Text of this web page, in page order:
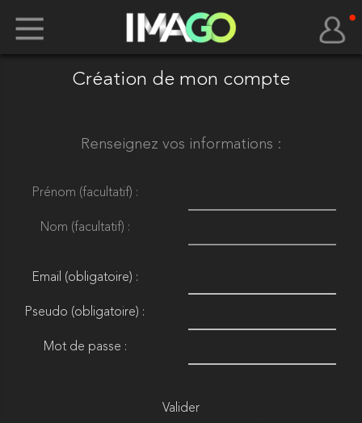
Création de mon compte
Renseignez vos informations :
Prénom (facultatif) :
Nom (facultatif) :
Email (obligatoire) :
Pseudo (obligatoire) :
Mot de passe :
Valider